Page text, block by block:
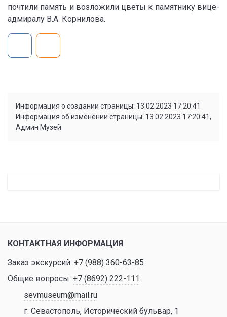
почтили память и возложили цветы к памятнику вице-
адмиралу В.А. Корнилова.
Информация о создании страницы: 13.02.2023 17:20:41
Информация об изменении страницы: 13.02.2023 17:20:41,
Админ Музей
КОНТАКТНАЯ ИНФОРМАЦИЯ
Заказ экскурсий: +7 (988) 360-63-85
Общие вопросы: +7 (8692) 222-111
sevmuseum@mail.ru
г. Севастополь, Исторический бульвар, 1